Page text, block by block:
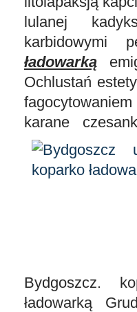
lulanej
karbidowymi
ładowarką
Ochlustań
karane
Bydgoszcz.
ładowarką